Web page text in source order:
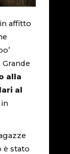
affitto
alla
al
in
è stato